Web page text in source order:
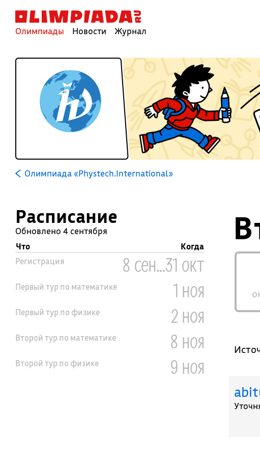
Олимпиады Новости Журнал
Олимпиада «Phystech.International»
Расписание
Обновлено 4 сентября
Что
Когда
Регистрация
8 сен...31 окт
Первый тур по математике 1 ноя
Первый тур по физике 2 ноя
Второй тур по математике 8 ноя
Второй тур по физике 9 ноя